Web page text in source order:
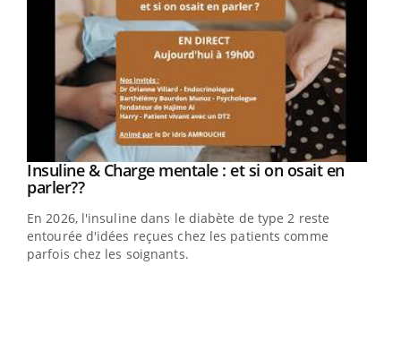
Youtube
Insuline & Charge mentale : et si on osait en
parler??Youtube
En 2026, l'insuline dans le diabète de type 2 reste
entourée d'idées reçues chez les patients comme
parfois chez les soignants.